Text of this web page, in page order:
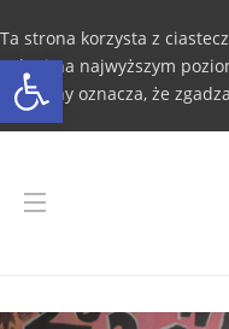
Otwórz pasek narzędzi
Ta strona korzysta z
usługi na najwyższym
ze strony oznacza, że